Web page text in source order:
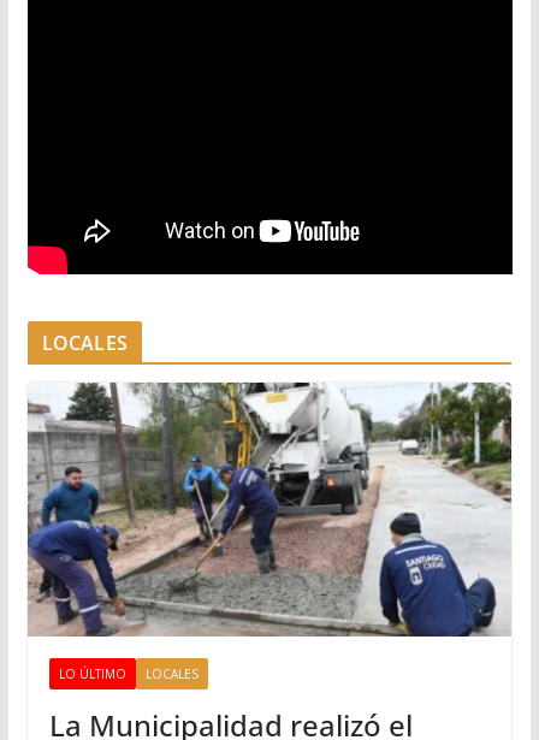
LOCALES
LO ÚLTIMO LOCALES
La Municipalidad realizó el